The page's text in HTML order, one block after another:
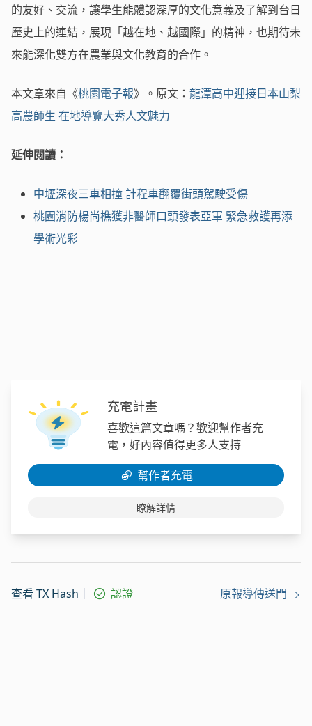
的友好、交流，讓學生能體認深厚的文化意義及了解到台日
歷史上的連結，展現「越在地、越國際」的精神，也期待未
來能深化雙方在農業與文化教育的合作。
本文章來自《桃園電子報》。原文： 龍潭高中迎接日本山梨
高農師生 在地導覽大秀人文魅力
延伸閱讀：
中壢深夜三車相撞 計程車翻覆街頭駕駛受傷
桃園消防楊尚樵獲非醫師口頭發表亞軍 緊急救護再添
學術光彩
充電計畫
喜歡這篇文章嗎？歡迎幫作者充
電，好內容值得更多人支持
幫作者充電
瞭解詳情
查看 TX Hash 認證 原報導傳送門